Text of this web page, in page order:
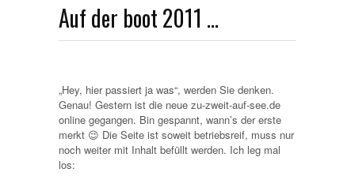
Auf der boot 2011 …
„Hey, hier passiert ja was“, werden Sie denken.
Genau! Gestern ist die neue zu-zweit-auf-see.de
online gegangen. Bin gespannt, wann’s der erste
merkt 😉 Die Seite ist soweit betriebsreif, muss nur
noch weiter mit Inhalt befüllt werden. Ich leg mal
los: